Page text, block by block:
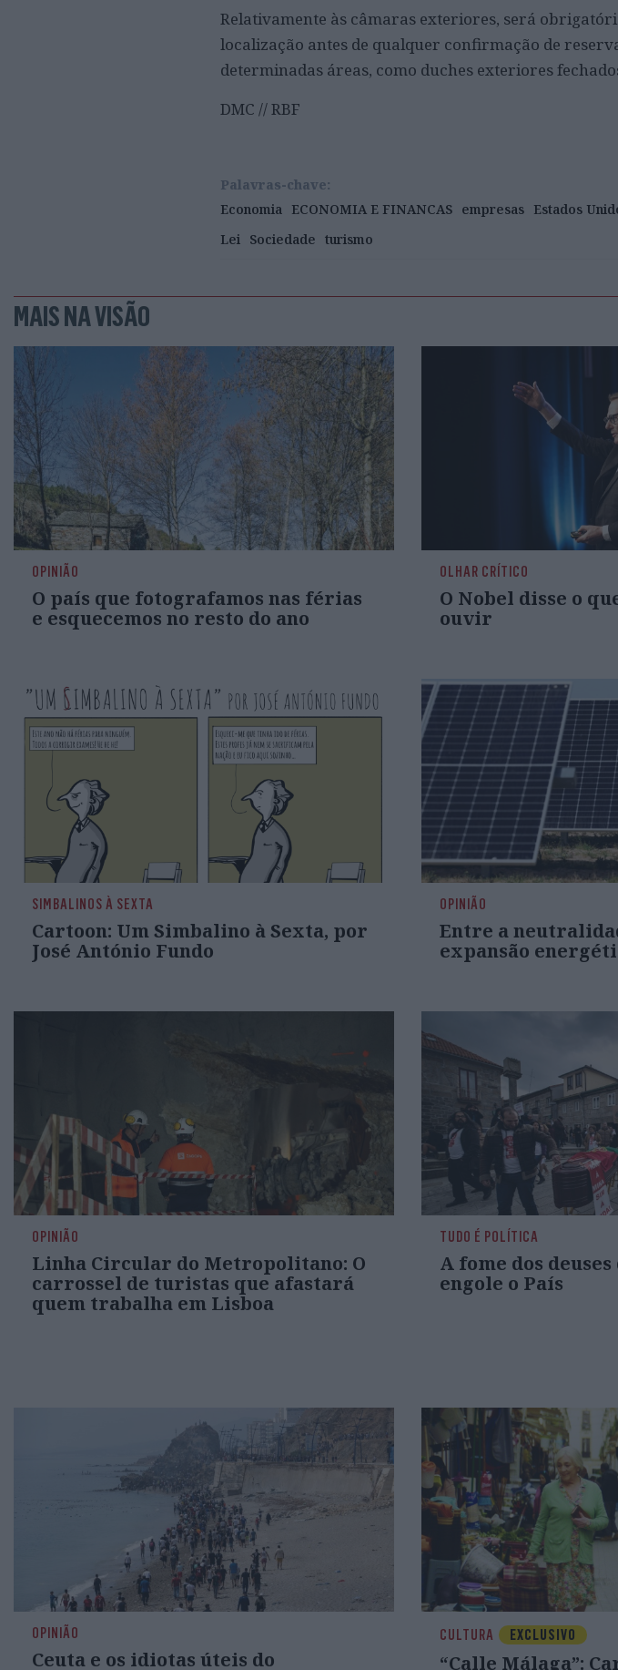
Relativamente às câmaras exteriores, será
localização antes de qualquer confirmação de
determinadas áreas, como duches exteriores
DMC // RBF
Palavras-chave:
Economia ECONOMIA E FINANCAS empresas Estados
Lei Sociedade turismo
MAIS NA VISÃO
OPINIÃO
O país que fotografamos nas férias
e esquecemos no resto do ano
OLHAR CRÍTICO
O Nobel disse o
ouvir
SIMBALINOS À SEXTA
Cartoon: Um Simbalino à Sexta, por
José António Fundo
OPINIÃO
Entre a
expansão
OPINIÃO
Linha Circular do Metropolitano: O
carrossel de turistas que afastará
quem trabalha em Lisboa
TUDO É POLÍTICA
A fome dos
engole o País
OPINIÃO
Ceuta e os idiotas úteis do
CULTURA EXCLUSIVO
“Calle Málaga”: